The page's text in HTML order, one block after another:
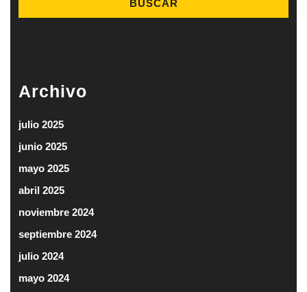
Archivo
julio 2025
junio 2025
mayo 2025
abril 2025
noviembre 2024
septiembre 2024
julio 2024
mayo 2024